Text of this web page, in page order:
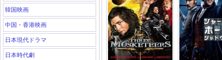
韓国映画
中国・香港映画
日本現代ドラマ
日本時代劇